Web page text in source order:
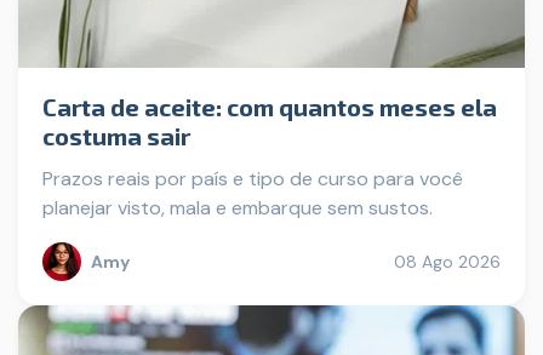
Carta de aceite: com quantos meses ela
costuma sair
Prazos reais por país e tipo de curso para você
planejar visto, mala e embarque sem sustos.
Amy 08 Ago 2026